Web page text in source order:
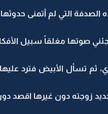
الصدفة التي لم أتمنى
صوتها مغلقاً سبيل
ثم تسأل الأبيض فترد
زوجته دون غيرها اقصد